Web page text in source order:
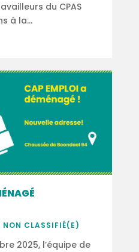
du CPAS
à la...
NON CLASSIFIÉ(E)
2025, l’équipe de